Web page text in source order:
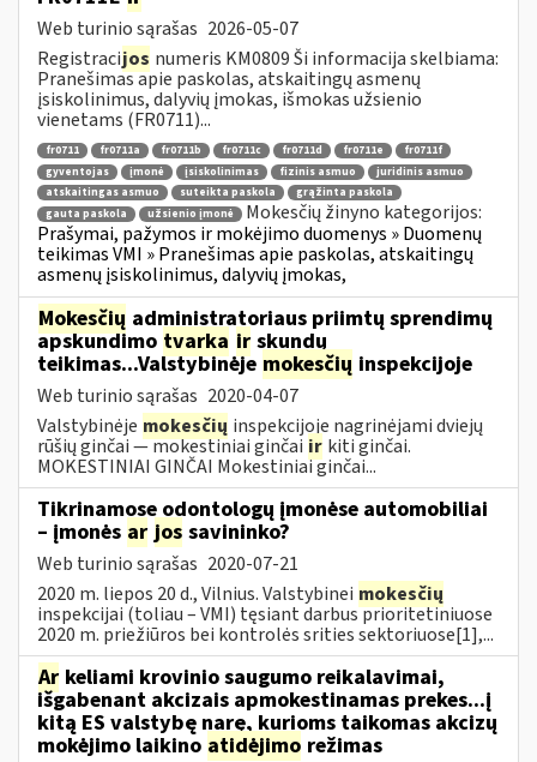
Web turinio sąrašas 2026-05-07
Registracijos numeris KM0809 Ši informacija skelbiama:
Pranešimas apie paskolas, atskaitingų asmenų
įsiskolinimus, dalyvių įmokas, išmokas užsienio
vienetams (FR0711)...
fr0711 fr0711a fr0711b fr0711c fr0711d fr0711e
fr0711f
gyventojas
įmonė įsiskolinimas fizinis asmuo
juridinis asmuo
atskaitingas asmuo
suteikta paskola
grąžinta paskola
gauta paskola
užsienio įmonė
Mokesčių žinyno kategorijos:
Prašymai, pažymos ir mokėjimo duomenys » Duomenų
teikimas VMI » Pranešimas apie paskolas, atskaitingų
asmenų įsiskolinimus, dalyvių įmokas,
Mokesčių administratoriaus priimtų sprendimų
apskundimo tvarka ir skundų
teikimas...Valstybinėje mokesčių inspekcijoje
Web turinio sąrašas 2020-04-07
Valstybinėje mokesčių inspekcijoje nagrinėjami dviejų
rūšių ginčai — mokestiniai ginčai ir kiti ginčai.
MOKESTINIAI GINČAI Mokestiniai ginčai...
Tikrinamose odontologų įmonėse automobiliai
– įmonės ar jos savininko?
Web turinio sąrašas 2020-07-21
2020 m. liepos 20 d., Vilnius. Valstybinei mokesčių
inspekcijai (toliau – VMI) tęsiant darbus prioritetiniuose
2020 m. priežiūros bei kontrolės srities sektoriuose[1],...
Ar keliami krovinio saugumo reikalavimai,
išgabenant akcizais apmokestinamas prekes...į
kitą ES valstybę narę, kurioms taikomas akcizų
mokėjimo laikino atidėjimo režimas